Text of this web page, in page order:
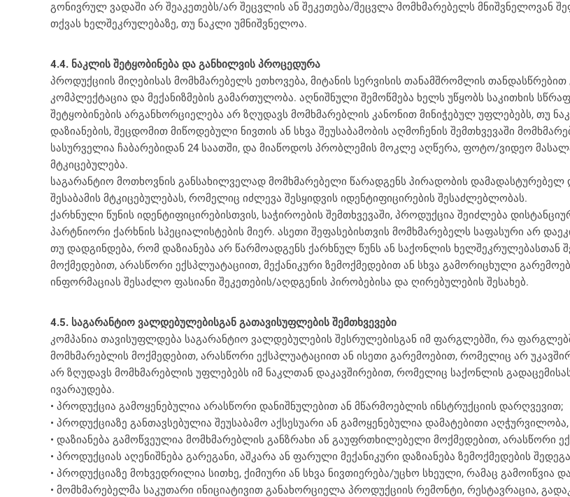
გონივრულ ვადაში არ შეაკეთებს/არ შეცვლის ან შეკეთება/შეცვლა მომხმარებელს მნიშვნელოვან
თქვას ხელშეკრულებაზე, თუ ნაკლი უმნიშვნელოა.
4.4. ნაკლის შეტყობინება და განხილვის პროცედურა
პროდუქციის მიღებისას მომხმარებელს ეთხოვება, მიტანის სერვისის თანამშრომლის
კომპლექტაცია და მექანიზმების გამართულობა. აღნიშნული შემოწმება ხელს უწყობს საკითხის
შეტყობინების არგანხორციელება არ ზღუდავს მომხმარებლის კანონით მინიჭებულ უფლებებს, თუ
დაზიანების, შეცდომით მიწოდებული ნივთის ან სხვა შეუსაბამობის აღმოჩენის შემთხვევაში
სასურველია ჩაბარებიდან 24 საათში, და მიაწოდოს პრობლემის მოკლე აღწერა, ფოტო/ვიდეო
მტკიცებულება.
საგარანტიო მოთხოვნის განსახილველად მომხმარებელი წარადგენს პირადობის დამადასტურებელ
შესაბამის მტკიცებულებას, რომელიც იძლევა შესყიდვის იდენტიფიცირების შესაძლებლობას.
ქარხნული წუნის იდენტიფიცირებისთვის, საჭიროების შემთხვევაში, პროდუქცია შეიძლება
პარტნიორი ქარხნის სპეციალისტების მიერ. ასეთი შეფასებისთვის მომხმარებელს საფასური არ
თუ დადგინდება, რომ დაზიანება არ წარმოადგენს ქარხნულ წუნს ან საქონლის ხელშეკრულებასთან
მოქმედებით, არასწორი ექსპლუატაციით, მექანიკური ზემოქმედებით ან სხვა გამორიცხული
ინფორმაციას შესაძლო ფასიანი შეკეთების/აღდგენის პირობებისა და ღირებულების შესახებ.
4.5. საგარანტიო ვალდებულებისგან გათავისუფლების შემთხვევები
კომპანია თავისუფლდება საგარანტიო ვალდებულების შესრულებისგან იმ ფარგლებში, რა
მომხმარებლის მოქმედებით, არასწორი ექსპლუატაციით ან ისეთი გარემოებით, რომელიც არ
არ ზღუდავს მომხმარებლის უფლებებს იმ ნაკლთან დაკავშირებით, რომელიც საქონლის
ივარაუდება.
• პროდუქცია გამოყენებულია არასწორი დანიშნულებით ან მწარმოებლის ინსტრუქციის დარღვევით;
• პროდუქციაზე განთავსებულია შეუსაბამო აქსესუარი ან გამოყენებულია დამატებითი აღჭურვილობა,
• დაზიანება გამოწვეულია მომხმარებლის განზრახი ან გაუფრთხილებელი მოქმედებით, არასწორი
• პროდუქციას აღენიშნება გარეგანი, აშკარა ან ფარული მექანიკური დაზიანება ზემოქმედების
• პროდუქციაზე მოხვედრილია სითხე, ქიმიური ან სხვა ნივთიერება/უცხო სხეული, რამაც გამოიწვია
• მომხმარებელმა საკუთარი ინიციატივით განახორციელა პროდუქციის რემონტი, რესტავრაცია,